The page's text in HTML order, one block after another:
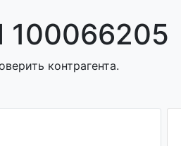
контрагента.